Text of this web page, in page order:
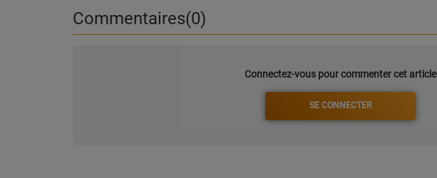
Commentaires(0)
Connectez-vous pour commenter cet article
SE CONNECTER